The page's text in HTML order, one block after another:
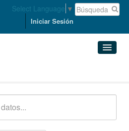
Select Language ▼
Iniciar Sesión